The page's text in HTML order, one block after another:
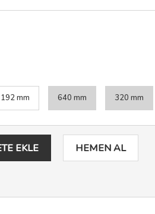
192 mm 640 mm 320 mm
EKLE HEMEN AL